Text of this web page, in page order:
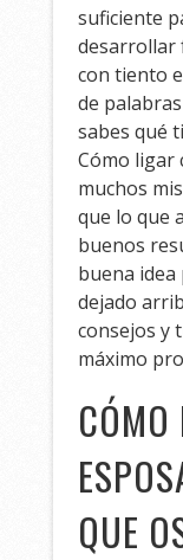
suficiente
desarrollar
con tiento
de
sabes qué
Cómo ligar
muchos
que lo que
buenos
buena idea
dejado
consejos y
máximo
QUE